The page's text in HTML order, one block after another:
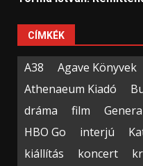
CÍMKÉK
A38 Agave Könyvek
Athenaeum Kiadó
dráma
film
HBO Go
interjú
kiállítás
koncert